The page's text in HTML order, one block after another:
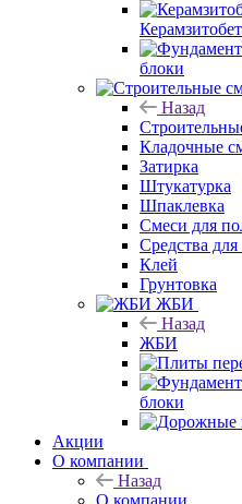
блоки
Назад
Кладочные
Затирка
Штукатурка
Шпаклевка
Смеси для
Средства
Клей
Грунтовка
ЖБИ
Назад
ЖБИ
блоки
Акции
О компании
Назад
О компании